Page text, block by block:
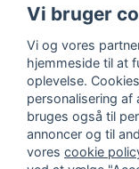
Kampagner og
Reklamation
Policy chase cars
Returnera
Logga in
Vi bruger
Vi og vores
hjemmeside til at
oplevelse.
personalisering af
bruges også til
annoncer og til
vores cookie